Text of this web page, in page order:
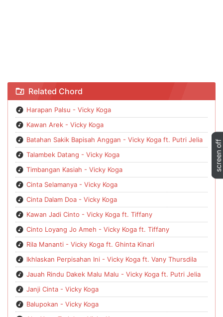
Chord Kawan Arek - Vicky Koga
Related Chord
Harapan Palsu - Vicky Koga
Kawan Arek - Vicky Koga
Batahan Sakik Bapisah Anggan - Vicky Koga ft. Putri Jelia
Talambek Datang - Vicky Koga
Timbangan Kasiah - Vicky Koga
Cinta Selamanya - Vicky Koga
Cinta Dalam Doa - Vicky Koga
Kawan Jadi Cinto - Vicky Koga ft. Tiffany
Cinto Loyang Jo Ameh - Vicky Koga ft. Tiffany
Rila Mananti - Vicky Koga ft. Ghinta Kinari
Ikhlaskan Perpisahan Ini - Vicky Koga ft. Vany Thursdila
Jauah Rindu Dakek Malu Malu - Vicky Koga ft. Putri Jelia
Janji Cinta - Vicky Koga
Balupokan - Vicky Koga